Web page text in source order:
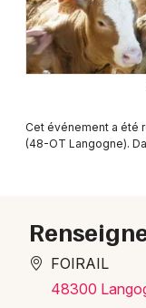
Sorties famille
Expos
Toulouse
Toutes les villes
Cet événement a été
(48-OT Langogne).
FOIRAIL
48300